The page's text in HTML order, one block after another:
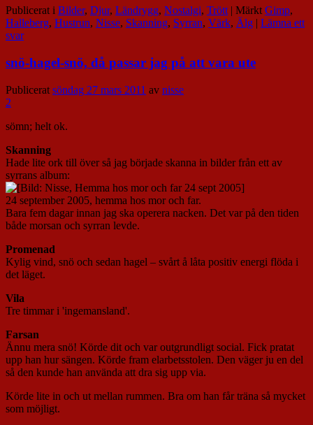
Publicerat i Bilder, Djur, Ländrygg, Nostalgi, Trött | Märkt Gimp,
Halleberg, Hustrun, Nisse, Skanning, Syrran, Värk, Älg | Lämna ett
svar
snö-hagel-snö, då passar jag på att vara ute
Publicerat söndag 27 mars 2011 av nisse
2
sömn; helt ok.
Skanning
Hade lite ork till över så jag började skanna in bilder från ett av
syrrans album:
24 september 2005, hemma hos mor och far.
Bara fem dagar innan jag ska operera nacken. Det var på den tiden
både morsan och syrran levde.
Promenad
Kylig vind, snö och sedan hagel – svårt å låta positiv energi flöda i
det läget.
Vila
Tre timmar i 'ingemansland'.
Farsan
Ännu mera snö! Körde dit och var outgrundligt social. Fick pratat
upp han hur sängen. Körde fram elarbetsstolen. Den väger ju en del
så den kunde han använda att dra sig upp via.
Körde lite in och ut mellan rummen. Bra om han får träna så mycket
som möjligt.